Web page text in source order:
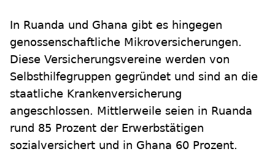
In Ruanda und Ghana gibt es hingegen
genossenschaftliche Mikroversicherungen.
Diese Versicherungsvereine werden von
Selbsthilfegruppen gegründet und sind an die
staatliche Krankenversicherung
angeschlossen. Mittlerweile seien in Ruanda
rund 85 Prozent der Erwerbstätigen
sozialversichert und in Ghana 60 Prozent.